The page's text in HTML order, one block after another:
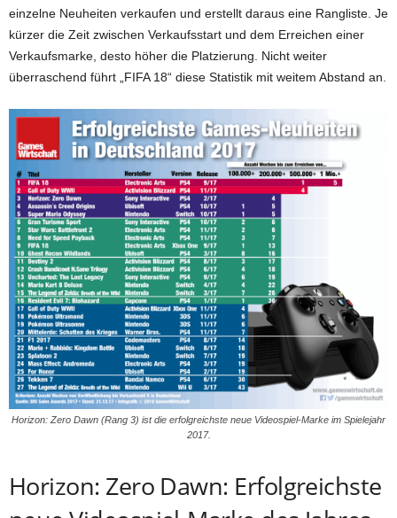
einzelne Neuheiten verkaufen und erstellt daraus eine Rangliste. Je
kürzer die Zeit zwischen Verkaufsstart und dem Erreichen einer
Verkaufsmarke, desto höher die Platzierung. Nicht weiter
überraschend führt „FIFA 18“ diese Statistik mit weitem Abstand an.
Horizon: Zero Dawn (Rang 3) ist die erfolgreichste neue Videospiel-Marke im Spielejahr
2017.
Horizon: Zero Dawn: Erfolgreichste